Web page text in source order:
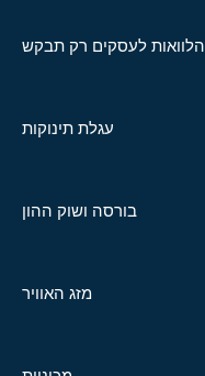
הלוואות לעסקים רק תבקש
עגלת תינוקות
בורסה ושוק ההון
מזג האוויר